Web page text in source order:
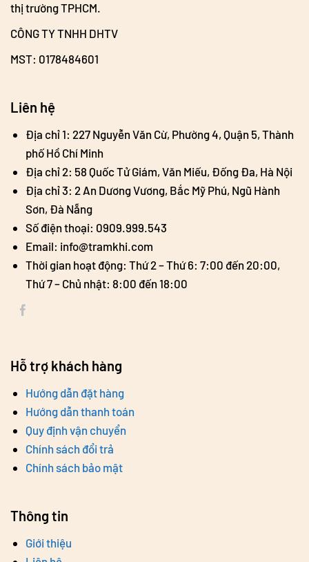
thị trường TPHCM.
CÔNG TY TNHH DHTV
MST: 0178484601
Liên hệ
Địa chỉ 1: 227 Nguyễn Văn Cừ, Phường 4, Quận 5, Thành
phố Hồ Chí Minh
Địa chỉ 2: 58 Quốc Tử Giám, Văn Miếu, Đống Đa, Hà Nội
Địa chỉ 3: 2 An Dương Vương, Bắc Mỹ Phú, Ngũ Hành
Sơn, Đà Nẵng
Số điện thoại: 0909.999.543
Email: info@tramkhi.com
Thời gian hoạt động: Thứ 2 – Thứ 6: 7:00 đến 20:00,
Thứ 7 – Chủ nhật: 8:00 đến 18:00
Hỗ trợ khách hàng
Hướng dẫn đặt hàng
Hướng dẫn thanh toán
Quy định vận chuyển
Chính sách đổi trả
Chính sách bảo mật
Thông tin
Giới thiệu